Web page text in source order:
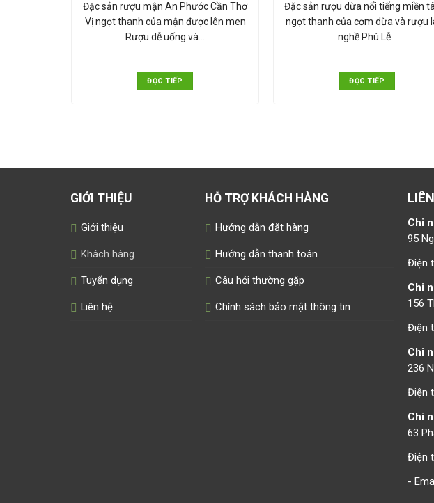
Đặc sản rượu mận An Phước Cần Thơ
Vị ngọt thanh của mận được lên men
Rượu dễ uống và…
ĐỌC TIẾP
Đặc sản rượu dừa nổi tiếng miền
ngọt thanh của cơm dừa và rượu
nghề Phú Lễ…
ĐỌC TIẾP
GIỚI THIỆU
Giới thiệu
Khách hàng
Tuyển dụng
Liên hệ
HỖ TRỢ KHÁCH HÀNG
Hướng dẫn đặt hàng
Hướng dẫn thanh toán
Câu hỏi thường gặp
Chính sách bảo mật thông tin
Chi
95
Điện
Chi
156
Điện
Chi
236
Điện
Chi
63
Điện
-